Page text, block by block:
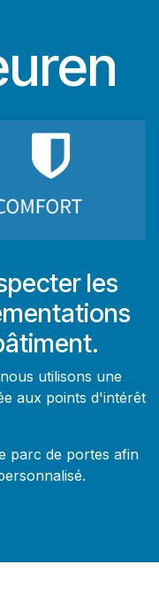
les
utilisons une
aux points d'intérêt
parc de portes afin